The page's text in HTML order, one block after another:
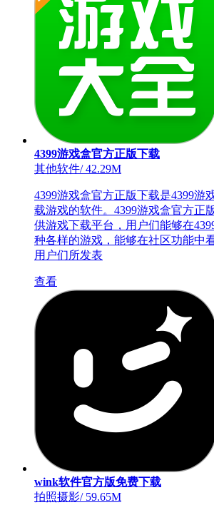
4399游戏盒官方正版下载
其他软件/42.29M
4399游戏盒官方正版下载是4399游
载游戏的软件。4399游戏盒官方正
供游戏下载平台，用户们能够在
种各样的游戏，能够在社区功能中
用户们所发表
查看
wink软件官方版免费下载
拍照摄影/59.65M